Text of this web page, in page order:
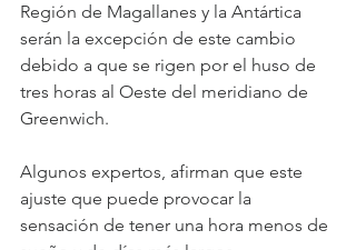
Región de Magallanes y la Antártica
serán la excepción de este cambio
debido a que se rigen por el huso de
tres horas al Oeste del meridiano de
Greenwich.
Algunos expertos, afirman que este
ajuste que puede provocar la
sensación de tener una hora menos de